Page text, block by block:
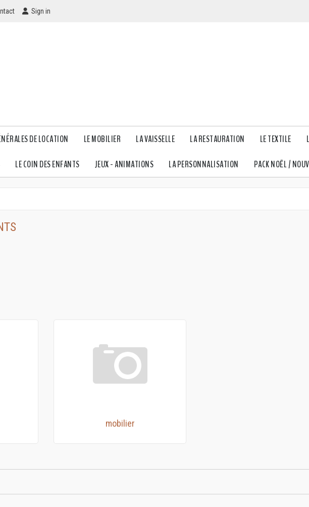
Checkout
Sign in
DE LOCATION LE MOBILIER LA VAISSELLE LA RESTAURATION LE TEXTILE
LE COIN DES ENFANTS JEUX - ANIMATIONS LA PERSONNALISATION PACK NOËL /
mobilier